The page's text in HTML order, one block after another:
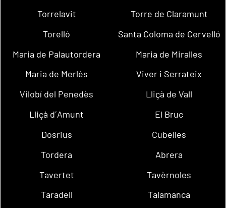
Torrelavit
Torre de Claramunt
Torelló
Santa Coloma de Cervelló
Maria de Palautordera
Maria de Miralles
Maria de Merlès
Viver i Serrateix
Vilobí del Penedès
Lliçà de Vall
Lliçà d´Amunt
El Bruc
Dosrius
Cubelles
Tordera
Abrera
Tavertet
Tavèrnoles
Taradell
Talamanca